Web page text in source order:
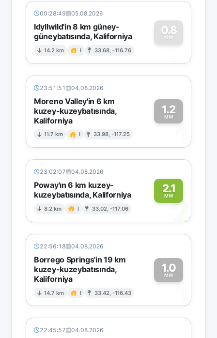
00:28:49 05.08.2026
Idyllwild'in 8 km güney-
güneybatısında, Kaliforniya
14.2 km I 33.68, -116.76
0.8
MW
0
23:51:51 04.08.2026
Moreno Valley'in 6 km
kuzey-kuzeybatısında,
Kaliforniya
11.7 km I 33.98, -117.25
1.2
MW
1
23:02:07 04.08.2026
Poway'ın 6 km kuzey-
kuzeybatısında, Kaliforniya
8.2 km I 33.02, -117.06
2.1
MW
2
22:56:18 04.08.2026
Borrego Springs'in 19 km
kuzey-kuzeybatısında,
Kaliforniya
14.7 km I 33.42, -116.43
1.0
MW
1
22:45:57 04.08.2026